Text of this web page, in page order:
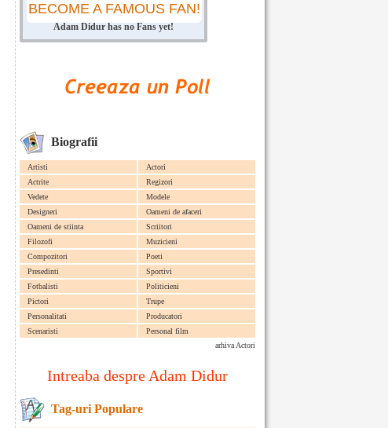
BECOME A FAMOUS FAN!
Adam Didur has no Fans yet!
Biografii
Artisti
Actori
Actrite
Regizori
Vedete
Modele
Designeri
Oameni de afaceri
Oameni de stiinta
Scriitori
Filozofi
Muzicieni
Compozitori
Poeti
Presedinti
Sportivi
Fotbalisti
Politicieni
Pictori
Trupe
Personalitati
Producatori
Scenaristi
Personal film
arhiva Actori
Intreaba despre Adam Didur
Tag-uri Populare